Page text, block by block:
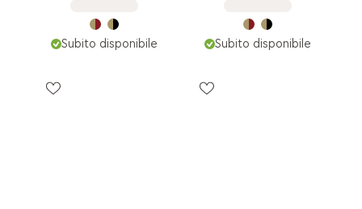
Subito disponibile Subito disponibile